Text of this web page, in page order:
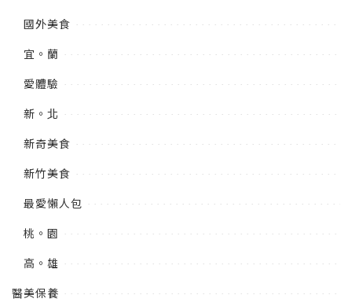
國外美食
宜。蘭
愛體驗
新。北
新奇美食
新竹美食
最愛懶人包
桃。園
高。雄
醫美保養